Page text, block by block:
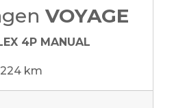
VOYAGE
4P MANUAL
km